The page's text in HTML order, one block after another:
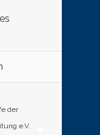
der
e.V.